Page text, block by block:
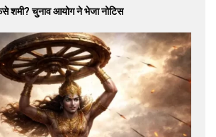
शमी? चुनाव आयोग ने भेजा नोटिस